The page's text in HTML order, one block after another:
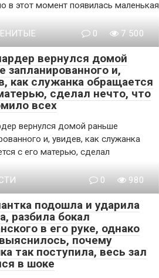
в этот момент появилась маленькая
0 7 500
вернулся домой
запланированного и,
как служанка обращается
сделал нечто, что
всех
вернулся домой раньше
и, увидев, как служанка
с его матерью, сделал
0 980
подошла и ударила
разбила бокал
в его руке, однако
почему
так поступила, весь зал
в шоке